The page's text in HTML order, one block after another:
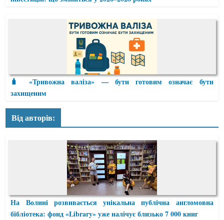
🧳 «Тривожна валіза» — бути готовим означає бути
захищеним
Від авторів:
На Волині розвивається унікальна публічна англомовна
бібліотека: фонд «Library» уже налічує близько 7 000 книг